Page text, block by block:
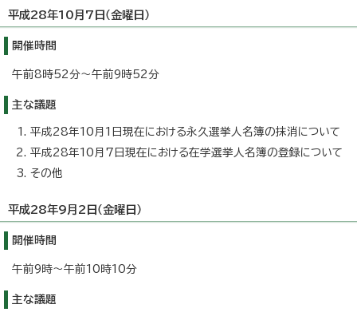
平成28年10月7日（金曜日）
開催時間
午前8時52分～午前9時52分
主な議題
平成28年10月1日現在における永久選挙人名簿の抹消について
平成28年10月7日現在における在学選挙人名簿の登録について
その他
平成28年9月2日（金曜日）
開催時間
午前9時～午前10時10分
主な議題